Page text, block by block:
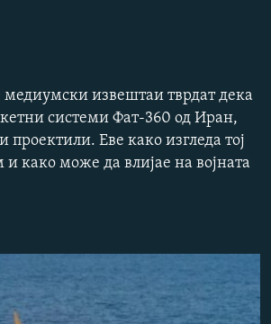
извештаи тврдат дека
системи Фат-360 од Иран,
проектили. Еве како изгледа тој
како може да влијае на војната